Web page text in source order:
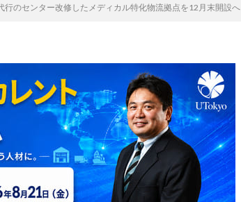
行のセンター改修したメディカル特化物流拠点を12月末開設へ